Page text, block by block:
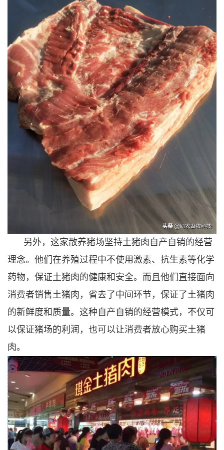
另外，这家散养猪场坚持土猪肉自产自销的经营
理念。他们在养殖过程中不使用激素、抗生素等化学
药物，保证土猪肉的健康和安全。而且他们直接面向
消费者销售土猪肉，省去了中间环节，保证了土猪肉
的新鲜度和质量。这种自产自销的经营模式，不仅可
以保证猪场的利润，也可以让消费者放心购买土猪
肉。